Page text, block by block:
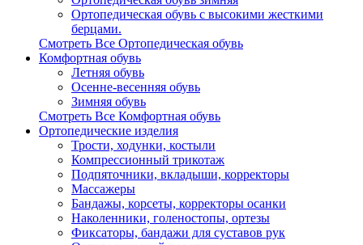
Ортопедическая обувь с высокими жесткими
берцами.
Смотреть Все Ортопедическая обувь
Комфортная обувь
Летняя обувь
Осенне-весенняя обувь
Зимняя обувь
Смотреть Все Комфортная обувь
Ортопедические изделия
Трости, ходунки, костыли
Компрессионный трикотаж
Подпяточники, вкладыши, корректоры
Массажеры
Бандажы, корсеты, корректоры осанки
Наколенники, голеностопы, ортезы
Фиксаторы, бандажи для суставов рук